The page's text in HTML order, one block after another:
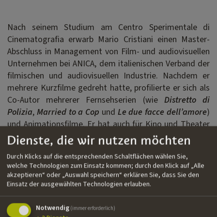
Nach seinem Studium am Centro Sperimentale di
Cinematografia erwarb Mario Cristiani einen Master-
Abschluss in Management von Film- und audiovisuellen
Unternehmen bei ANICA, dem italienischen Verband der
filmischen und audiovisuellen Industrie. Nachdem er
mehrere Kurzfilme gedreht hatte, profilierte er sich als
Co-Autor mehrerer Fernsehserien (wie Distretto di
Polizia, Married to a Cop und Le due facce dell’amore)
und Animationsfilme. Er hat auch für Kino und Theater
geschrieben und Drehbuchtechniken an der Universität
von Pisa und am Centro Sperimentale di
Cinematografia in Mailand und Palermo unterrichtet.
››
Back Home| Miniserie | Casanova Multimedia, Rai 1 |
Dienste, die wir nutzen möchten
Durch Klicks auf die entsprechenden Schaltflächen wählen Sie,
welche Technologien zum Einsatz kommen; durch den Klick auf „Alle
akzeptieren“ oder „Auswahl speichern“ erklären Sie, dass Sie den
Einsatz der ausgewählten Technologien erlauben.
Notwendig (immer erforderlich)